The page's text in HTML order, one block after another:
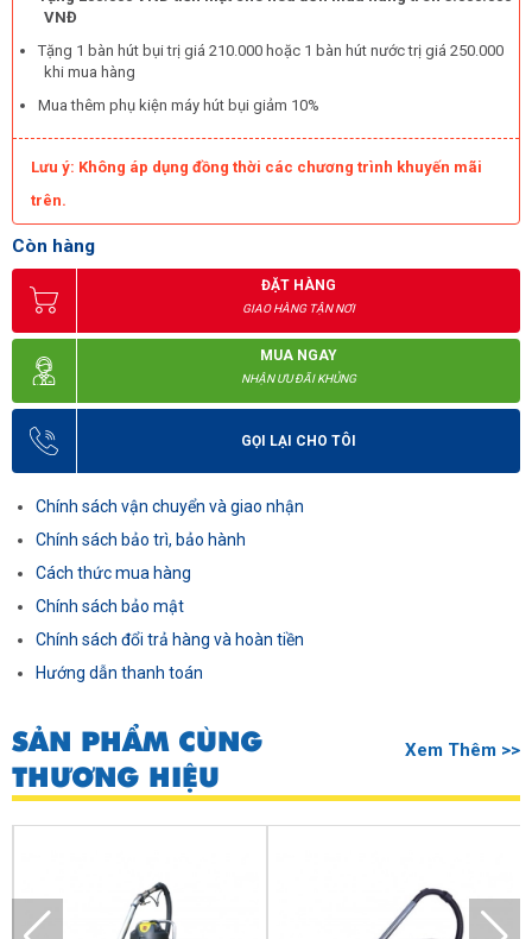
VNĐ
Tặng 1 bàn hút bụi trị giá 210.000 hoặc 1 bàn hút nước trị giá 250.000
khi mua hàng
Mua thêm phụ kiện máy hút bụi giảm 10%
Lưu ý: Không áp dụng đồng thời các chương trình khuyến mãi
trên.
Còn hàng
ĐẶT HÀNG
GIAO HÀNG TẬN NƠI
MUA NGAY
NHẬN ƯU ĐÃI KHỦNG
GỌI LẠI CHO TÔI
Chính sách vận chuyển và giao nhận
Chính sách bảo trì, bảo hành
Cách thức mua hàng
Chính sách bảo mật
Chính sách đổi trả hàng và hoàn tiền
Hướng dẫn thanh toán
SẢN PHẨM CÙNG
THƯƠNG HIỆU
Xem Thêm >>